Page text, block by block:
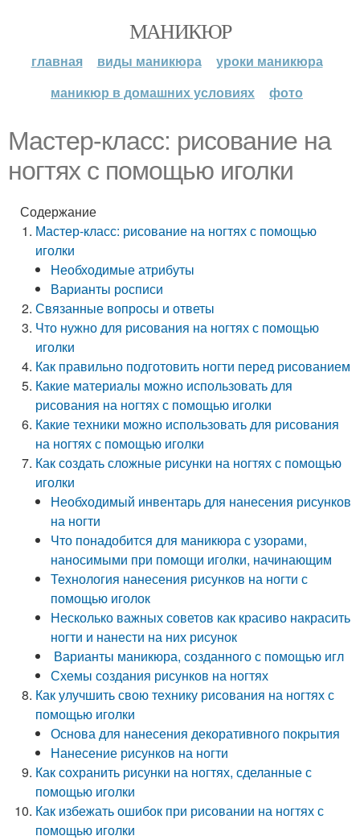
МАНИКЮР
главная виды маникюра
уроки маникюра
маникюр в домашних условиях
фото
Мастер-класс: рисование на
ногтях с помощью иголки
Содержание
Мастер-класс: рисование на ногтях с помощью
иголки
Необходимые атрибуты
Варианты росписи
Связанные вопросы и ответы
Что нужно для рисования на ногтях с помощью
иголки
Как правильно подготовить ногти перед рисованием
Какие материалы можно использовать для
рисования на ногтях с помощью иголки
Какие техники можно использовать для рисования
на ногтях с помощью иголки
Как создать сложные рисунки на ногтях с помощью
иголки
Необходимый инвентарь для нанесения рисунков
на ногти
Что понадобится для маникюра с узорами,
наносимыми при помощи иголки, начинающим
Технология нанесения рисунков на ногти с
помощью иголок
Несколько важных советов как красиво накрасить
ногти и нанести на них рисунок
Варианты маникюра, созданного с помощью игл
Схемы создания рисунков на ногтях
Как улучшить свою технику рисования на ногтях с
помощью иголки
Основа для нанесения декоративного покрытия
Нанесение рисунков на ногти
Как сохранить рисунки на ногтях, сделанные с
помощью иголки
Как избежать ошибок при рисовании на ногтях с
помощью иголки